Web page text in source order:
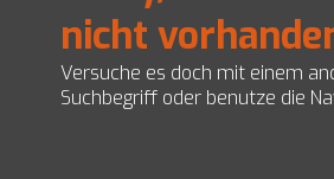
Impressum und
EZ
Shop
nicht
Versuche es doch mit einem
Suchbegriff oder benutze die